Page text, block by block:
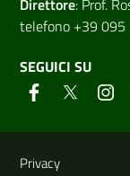
Direttore: Prof.
telefono +39
SEGUICI SU
Link e
Privacy